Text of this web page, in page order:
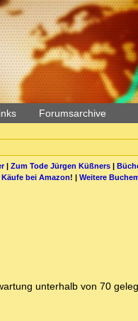
Forumsarchive
| Zum Tode Jürgen Küßners|
Käufe bei Amazon! | Weitere
unterhalb von 70